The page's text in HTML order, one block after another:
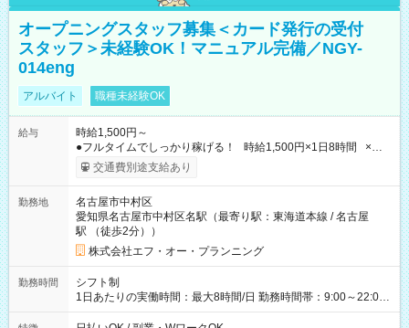
オープニングスタッフ募集＜カード発行の受付
スタッフ＞未経験OK！マニュアル完備／NGY-
014eng
アルバイト 職種未経験OK
給与
時給1,500円～
●フルタイムでしっかり稼げる！ 時給1,500円×1日8時間 ×週5
日勤務 ＝1日あたり 12,000円 ×22日勤務 ＝月収例 264,000円
【試用期間】試用期間なし
交通費別途支給あり
勤務地
名古屋市中村区
愛知県名古屋市中村区名駅（最寄り駅：東海道本線 / 名古屋
駅 （徒歩2分））
株式会社エフ・オー・プランニング
勤務時間
シフト制
1日あたりの実働時間：最大8時間/日 勤務時間帯：9:00～22:00
【シフト例】 ・9:00～18:00 ・13:00～22:00 ■週5日～OK ■1日